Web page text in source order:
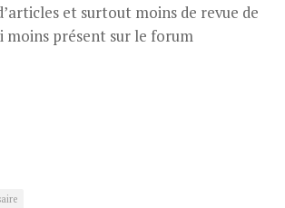
et surtout moins de revue de
moins présent sur le forum